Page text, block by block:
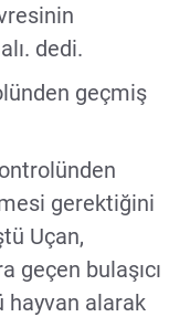
dedi.
geçmiş
gerektiğini
Uçan,
geçen bulaşıcı
hayvan alarak